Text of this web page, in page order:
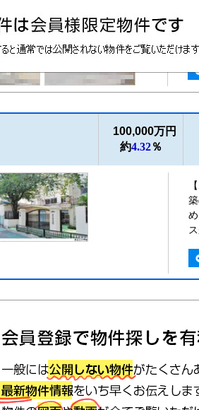
100,000万円
約4.32％